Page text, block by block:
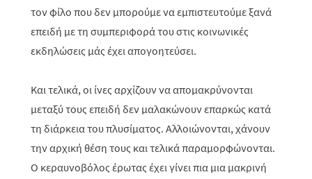
τον φίλο που δεν μπορούμε να εμπιστευτούμε ξανά
επειδή με τη συμπεριφορά του στις κοινωνικές
εκδηλώσεις μάς έχει απογοητεύσει.
Και τελικά, οι ίνες αρχίζουν να απομακρύνονται
μεταξύ τους επειδή δεν μαλακώνουν επαρκώς κατά
τη διάρκεια του πλυσίματος. Αλλοιώνονται, χάνουν
την αρχική θέση τους και τελικά παραμορφώνονται.
Ο κεραυνοβόλος έρωτας έχει γίνει πια μια μακρινή